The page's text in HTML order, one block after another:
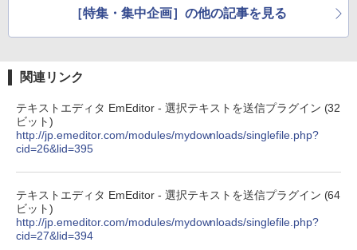
［特集・集中企画］の他の記事を見る
関連リンク
テキストエディタ EmEditor - 選択テキストを送信プラグイン (32
ビット)
http://jp.emeditor.com/modules/mydownloads/singlefile.php?
cid=26&lid=395
テキストエディタ EmEditor - 選択テキストを送信プラグイン (64
ビット)
http://jp.emeditor.com/modules/mydownloads/singlefile.php?
cid=27&lid=394